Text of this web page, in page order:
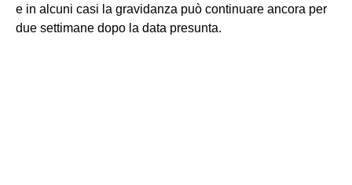
e in alcuni casi la gravidanza può continuare ancora per
due settimane dopo la data presunta.